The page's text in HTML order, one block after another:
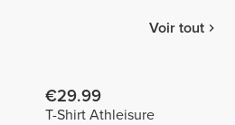
Voir tout
€29.99
T-Shirt Athleisure